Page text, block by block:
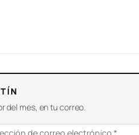
del mes, en tu correo.